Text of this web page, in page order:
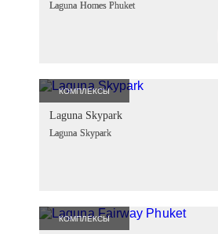
Laguna Homes Phuket
КОМПЛЕКСЫ
Laguna Skypark
Laguna Skypark
КОМПЛЕКСЫ